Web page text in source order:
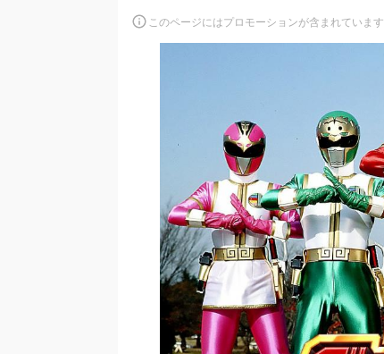
このページにはプロモーションが含まれています